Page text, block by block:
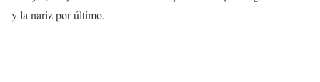
y la nariz por último.